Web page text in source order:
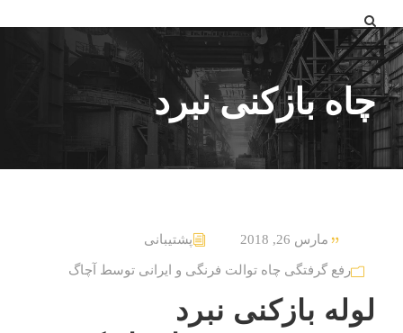
چاه بازکنی نبرد
مارس 26, 2018 پشتیبانی
رفع گرفتگی چاه توالت فرنگی و ایرانی توسط آچاگ
لوله بازکنی نبرد